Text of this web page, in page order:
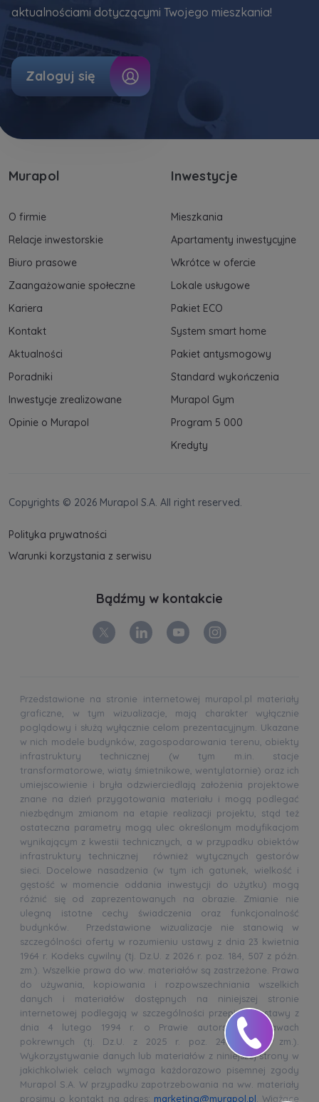
Murapol
O firmie
Relacje inwestorskie
Biuro prasowe
Zaangażowanie społeczne
Kariera
Kontakt
Aktualności
Poradniki
Inwestycje zrealizowane
Opinie o Murapol
Inwestycje
Mieszkania
Apartamenty inwestycyjne
Wkrótce w ofercie
Lokale usługowe
Pakiet ECO
System smart home
Pakiet antysmogowy
Standard wykończenia
Murapol Gym
Program 5 000
Kredyty
aktualnościami dotyczącymi Twojego mieszkania!
Zaloguj się
Copyrights © 2026 Murapol S.A. All right reserved.
Polityka prywatności
Warunki korzystania z serwisu
Bądźmy w kontakcie
Przedstawione na stronie internetowej murapol.pl materiały
graficzne, w tym wizualizacje, mają charakter wyłącznie
poglądowy i służą wyłącznie celom prezentacyjnym. Ukazane
w nich modele budynków, zagospodarowania terenu, obiekty
infrastruktury technicznej (w tym m.in. stacje
transformatorowe, wiaty śmietnikowe, wentylatornie) oraz ich
umiejscowienie i bryła odzwierciedlają założenia projektowe
znane na dzień przygotowania materiału i mogą podlegać
niezbędnym zmianom na etapie realizacji projektu, stąd też
ostateczna parametry mogą ulec określonym modyfikacjom
wynikającym z kwestii technicznych, a w przypadku obiektów
infrastruktury technicznej również wytycznych gestorów
sieci. Docelowe nasadzenia (w tym ich gatunek, wielkość i
gęstość w momencie oddania inwestycji do użytku) mogą
różnić się od zaprezentowanych na obrazie. Zmianie nie
ulegną istotne cechy świadczenia oraz funkcjonalność
budynków. Przedstawione wizualizacje nie stanowią w
szczególności oferty w rozumieniu ustawy z dnia 23 kwietnia
1964 r. Kodeks cywilny (tj. Dz.U. z 2026 r. poz. 184, 507 z późn.
zm.). Wszelkie prawa do ww. materiałów są zastrzeżone. Prawa
do używania, kopiowania i rozpowszechniania wszelkich
danych i materiałów dostępnych na niniejszej stronie
internetowej podlegają w szczególności przepisom ustawy z
dnia 4 lutego 1994 r. o Prawie autorskim i prawach
pokrewnych (tj. Dz.U. z 2025 r. poz. 24 z późn. zm.).
Wykorzystywanie danych lub materiałów z niniejszej strony w
jakichkolwiek celach wymaga każdorazowo pisemnej zgody
Murapol S.A. W przypadku zapotrzebowania na ww. materiały
prosimy o kontakt na adres: marketing@murapol.pl . Wiążące